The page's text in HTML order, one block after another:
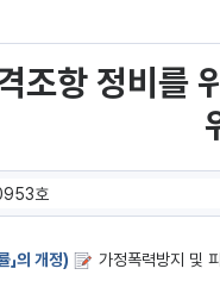
조항 정비를
호
」의 개정)
가정폭력방지 및